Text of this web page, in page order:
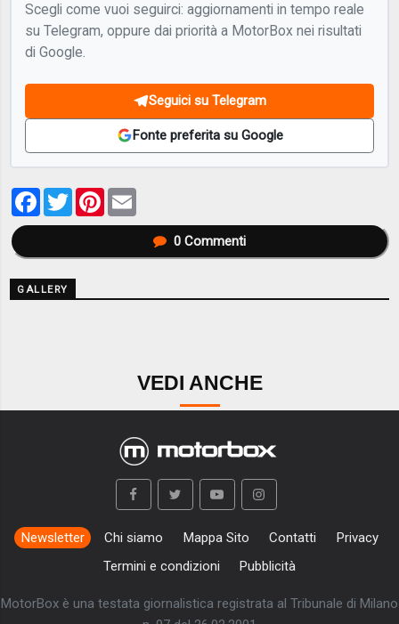
Scegli come vuoi seguirci: aggiornamenti in tempo reale
su Telegram, oppure dai priorità a MotorBox nei risultati
di Google.
Seguici su Telegram
Fonte preferita su Google
Facebook
TwitterPinterest
0Commenti
GALLERY
VEDI ANCHE
Newsletter Chi siamo Mappa Sito Contatti
Privacy
Termini e condizioni
Pubblicità
MotorBox è una testata giornalistica registrata al Tribunale di Milano